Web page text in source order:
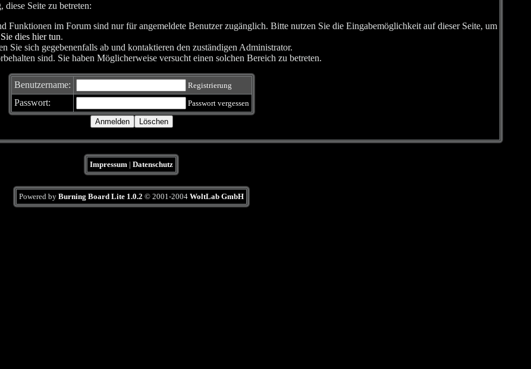
Seite zu betreten:
Funktionen im Forum sind nur für angemeldete Benutzer zugänglich. Bitte nutzen Sie die Eingabemöglichkeit auf dieser Seite, um
dies hier tun.
Sie sich gegebenenfalls ab und kontaktieren den zuständigen Administrator.
sind. Sie haben Möglicherweise versucht einen solchen Bereich zu betreten.
Benutzername: Registrierung
Passwort: Passwort vergessen
Impressum | Datenschutz
Powered by Burning Board Lite 1.0.2 © 2001-2004 WoltLab GmbH